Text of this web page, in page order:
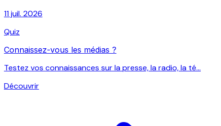
11 juil. 2026
Quiz
Connaissez-vous les médias ?
Testez vos connaissances sur la presse, la radio, la té...
Découvrir